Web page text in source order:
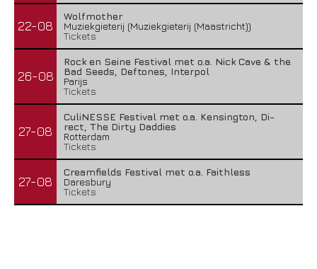
22-08
Wolfmother
Muziekgieterij (Muziekgieterij (Maastricht))
Tickets
26-08
Rock en Seine Festival met o.a. Nick Cave & the
Bad Seeds, Deftones, Interpol
Parijs
Tickets
27-08
CuliNESSE Festival met o.a. Kensington, Di-
rect, The Dirty Daddies
Rotterdam
Tickets
27-08
Creamfields Festival met o.a. Faithless
Daresbury
Tickets